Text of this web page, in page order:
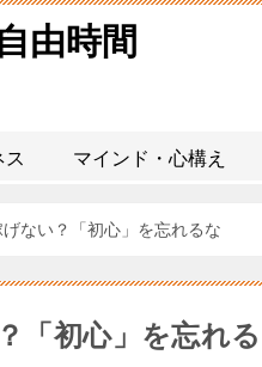
由時間
ス マインド・心構え
ない？「初心」を忘れるな
「初心」を忘れ